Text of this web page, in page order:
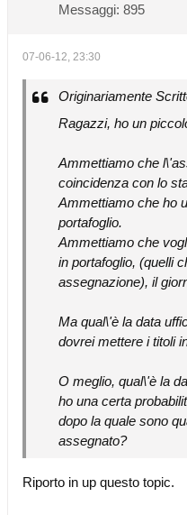
Messaggi: 895
07-06-12, 23:30
Originariamente
Ragazzi, ho un
Ammettiamo che
coincidenza con lo
Ammettiamo che ho
portafoglio.
Ammettiamo che
in portafoglio, (quelli
assegnazione), il
Ma qual\'è la data
dovrei mettere i titoli
O meglio, qual\'è la
ho una certa
dopo la quale sono
assegnato?
Riporto in up questo topic.